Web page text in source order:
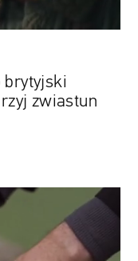
brytyjski
zwiastun